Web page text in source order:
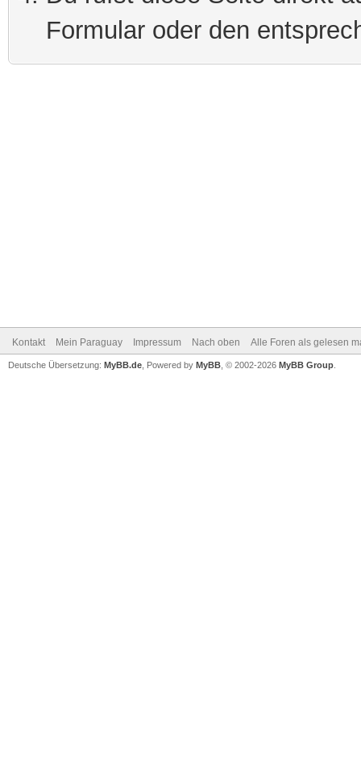
Formular oder den
Kontakt Mein Paraguay Impressum Nach oben Alle Foren als gelesen
Deutsche Übersetzung: MyBB.de , Powered by MyBB , © 2002-2026 MyBB Group